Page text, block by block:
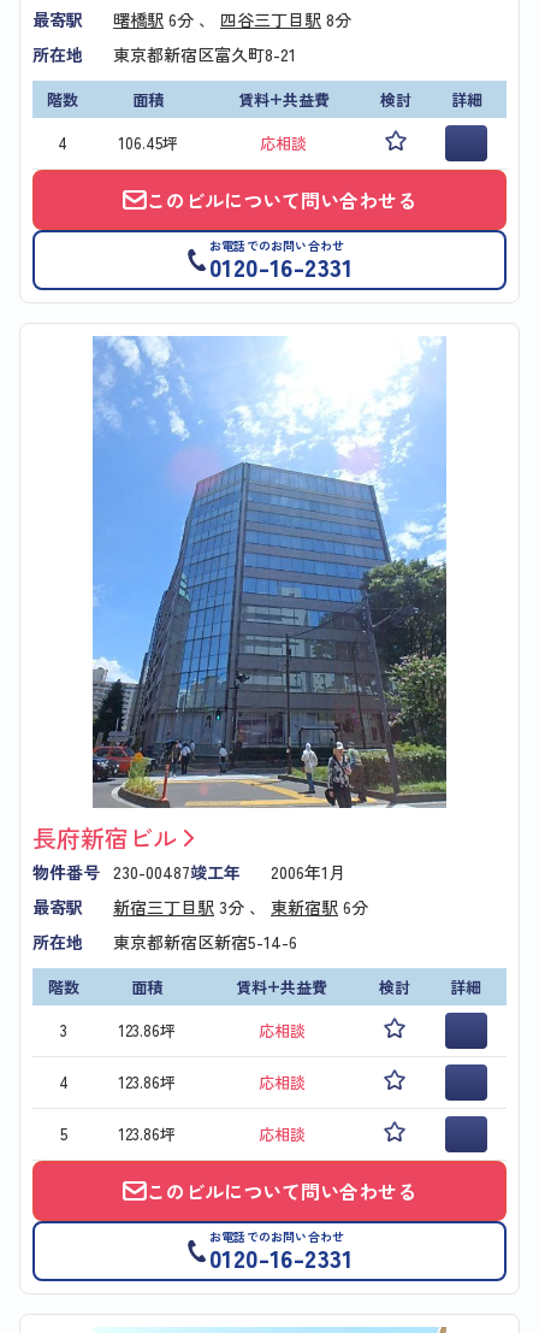
最寄駅
曙橋駅 6分 、 四谷三丁目駅 8分
所在地
東京都新宿区富久町8-21
階数 面積 賃料+共益費 検討
詳細
4
106.45坪 応相談
このビルについて問い合わせる
お電話でのお問い合わせ
0120-16-2331
長府新宿ビル
物件番号 230-00487竣工年
2006年1月
最寄駅
新宿三丁目駅 3分 、 東新宿駅 6分
所在地
東京都新宿区新宿5-14-6
階数 面積 賃料+共益費 検討
詳細
3
123.86坪 応相談
4 123.86坪 応相談
5 123.86坪 応相談
このビルについて問い合わせる
お電話でのお問い合わせ
0120-16-2331